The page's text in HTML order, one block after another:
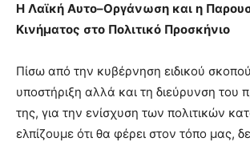
Η Λαϊκή Αυτο–Οργάνωση και η
Κινήματος στο Πολιτικό Προσκήνιο
Πίσω από την κυβέρνηση ειδικού
υποστήριξη αλλά και τη διεύρυνση του
της, για την ενίσχυση των πολιτικών
ελπίζουμε ότι θα φέρει στον τόπο μας,